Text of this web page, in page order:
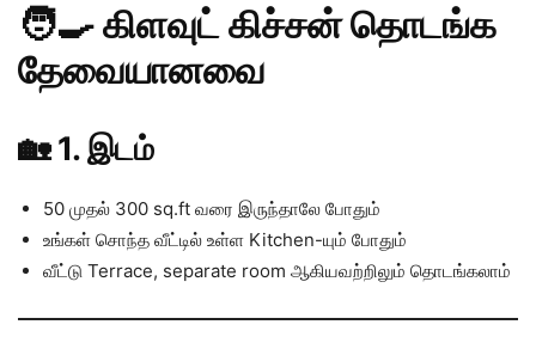
🧑‍🍳 கிளவுட் கிச்சன் தொடங்க
தேவையானவை
🏡 1. இடம்
50 முதல் 300 sq.ft வரை இருந்தாலே போதும்
உங்கள் சொந்த வீட்டில் உள்ள Kitchen-யும் போதும்
வீட்டு Terrace, separate room ஆகியவற்றிலும் தொடங்கலாம்